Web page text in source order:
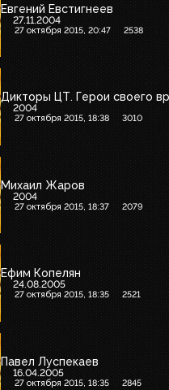
Евгений Евстигнеев
27.11.2004
27 октября 2015, 20:47 2538
Дикторы ЦТ. Герои своего
2004
27 октября 2015, 18:38 3010
Михаил Жаров
2004
27 октября 2015, 18:37 2079
Ефим Копелян
24.08.2005
27 октября 2015, 18:35 2521
Павел Луспекаев
16.04.2005
27 октября 2015, 18:35 2845